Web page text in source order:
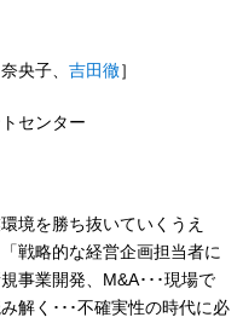
央子、 吉田徹］
センター
境を勝ち抜いていくうえ
戦略的な経営企画担当者に
事業開発、M&A･･･現場で
解く･･･不確実性の時代に必